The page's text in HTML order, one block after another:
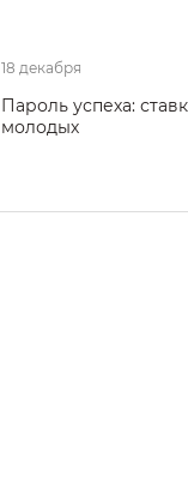
18 декабря
Пароль успеха:
молодых